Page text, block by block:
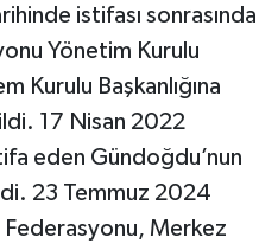
istifası sonrasında
Yönetim Kurulu
Kurulu Başkanlığına
17 Nisan 2022
eden Gündoğdu’nun
23 Temmuz 2024
Merkez